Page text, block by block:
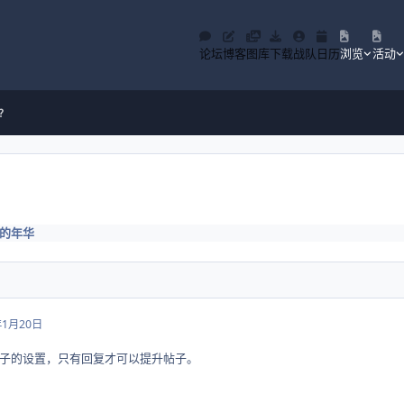
论坛博客图库下载战队 日历浏览 活动
年华
月20日
的设置，只有回复才可以提升帖子。